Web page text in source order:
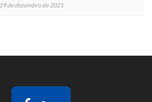
19 de dezembro de 2021